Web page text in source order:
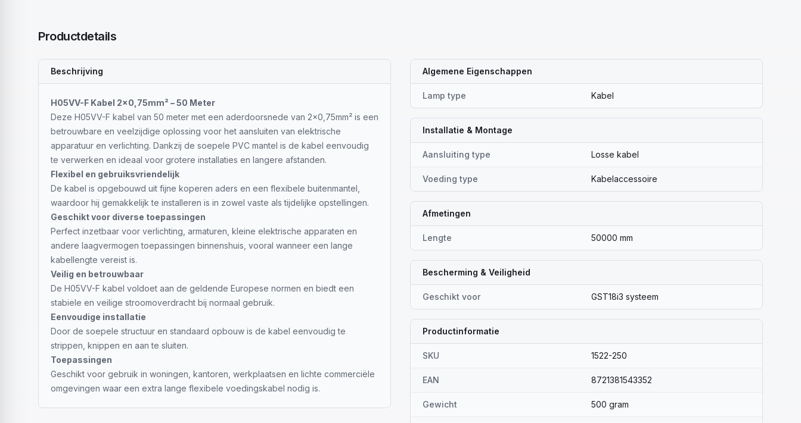
Productdetails
Beschrijving
H05VV-F Kabel 2x0,75mm² – 50 Meter
Deze H05VV-F kabel van 50 meter met een aderdoorsnede van 2x0,75mm² is een
betrouwbare en veelzijdige oplossing voor het aansluiten van elektrische
apparatuur en verlichting. Dankzij de soepele PVC mantel is de kabel eenvoudig
te verwerken en ideaal voor grotere installaties en langere afstanden.
Flexibel en gebruiksvriendelijk
De kabel is opgebouwd uit fijne koperen aders en een flexibele buitenmantel,
waardoor hij gemakkelijk te installeren is in zowel vaste als tijdelijke opstellingen.
Geschikt voor diverse toepassingen
Perfect inzetbaar voor verlichting, armaturen, kleine elektrische apparaten en
andere laagvermogen toepassingen binnenshuis, vooral wanneer een lange
kabellengte vereist is.
Veilig en betrouwbaar
De H05VV-F kabel voldoet aan de geldende Europese normen en biedt een
stabiele en veilige stroomoverdracht bij normaal gebruik.
Eenvoudige installatie
Door de soepele structuur en standaard opbouw is de kabel eenvoudig te
strippen, knippen en aan te sluiten.
Toepassingen
Geschikt voor gebruik in woningen, kantoren, werkplaatsen en lichte commerciële
omgevingen waar een extra lange flexibele voedingskabel nodig is.
Algemene Eigenschappen
Lamp type Kabel
Installatie & Montage
Aansluiting type Losse kabel
Voeding type Kabelaccessoire
Afmetingen
Lengte 50000 mm
Bescherming & Veiligheid
Geschikt voor GST18i3 systeem
Productinformatie
SKU 1522-250
EAN 8721381543352
Gewicht 500 gram